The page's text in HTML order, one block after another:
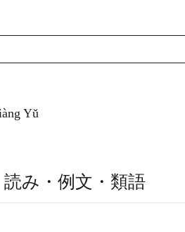
Yǔ
読み・例文・類語